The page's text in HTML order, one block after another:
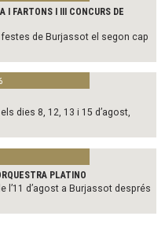
I FARTONS I III CONCURS DE
de Burjassot el segon cap
dies 8, 12, 13 i 15 d’agost,
PLATINO
l’11 d’agost a Burjassot després